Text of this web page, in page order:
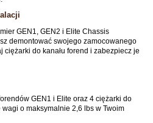
GEN1, GEN2 i Elite Chassis
demontować swojego zamocowanego
ciężarki do kanału forend i zabezpiecz je
GEN1 i Elite oraz 4 ciężarki do
o maksymalnie 2,6 lbs w Twoim